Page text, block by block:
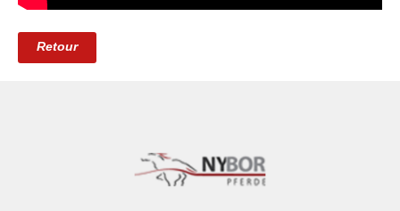
Retour